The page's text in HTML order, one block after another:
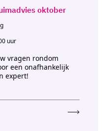
oktober
uur
vragen rondom
een onafhankelijk
expert!